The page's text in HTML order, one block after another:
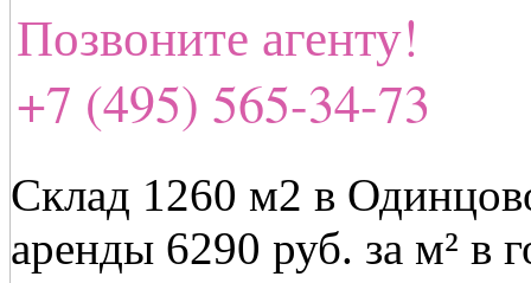
Позвоните агенту!
+7 (495) 565-34-73
Склад 1260 м2 в
аренды 6290 руб. за м² в